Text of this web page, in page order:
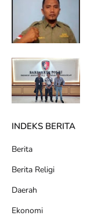
INDEKS BERITA
Berita
Berita Religi
Daerah
Ekonomi